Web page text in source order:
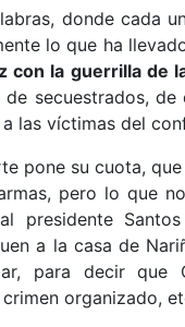
donde cada
lo que ha
con la guerrilla de
secuestrados,
las víctimas del
pone su cuota,
pero lo que
presidente
a la casa de
para decir
organizado,